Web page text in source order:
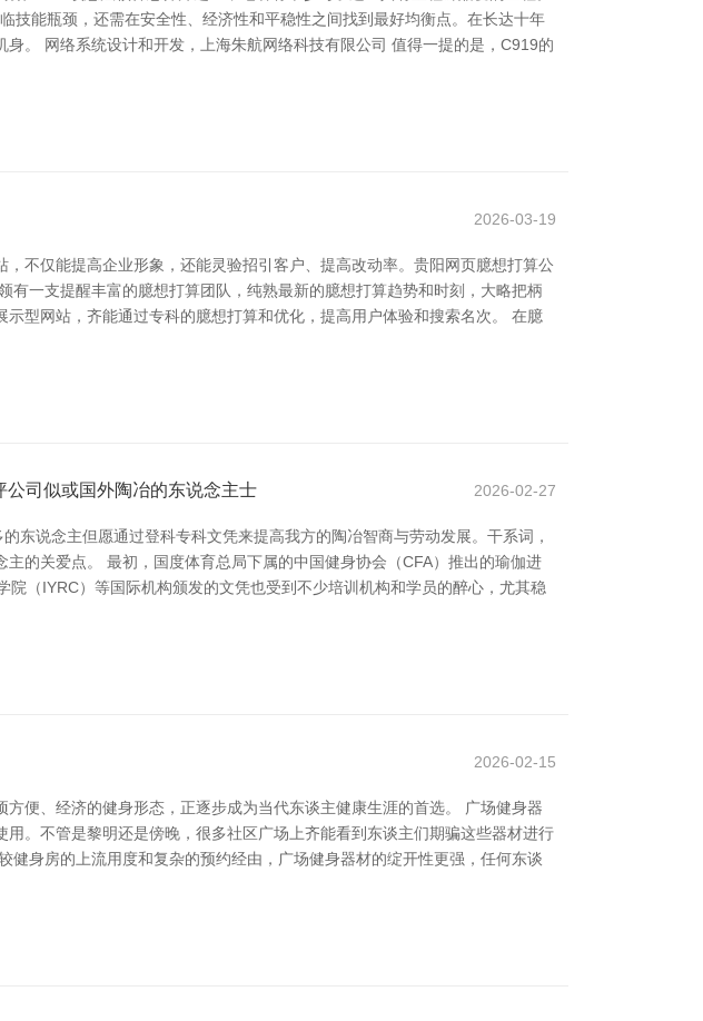
技能瓶颈，还需在安全性、经济性和平稳性之间找到最好均衡点。在长达十年
。 网络系统设计和开发，上海朱航网络科技有限公司 值得一提的是，C919的
2026-03-19
不仅能提高企业形象，还能灵验招引客户、提高改动率。贵阳网页臆想打算公
一支提醒丰富的臆想打算团队，纯熟最新的臆想打算趋势和时刻，大略把柄
型网站，齐能通过专科的臆想打算和优化，提高用户体验和搜索名次。 在臆
司似或国外陶冶的东说念主士 2026-02-27
东说念主但愿通过登科专科文凭来提高我方的陶冶智商与劳动发展。干系词，
的关爱点。 最初，国度体育总局下属的中国健身协会（CFA）推出的瑜伽进
（IYRC）等国际机构颁发的文凭也受到不少培训机构和学员的醉心，尤其稳
2026-02-15
便、经济的健身形态，正逐步成为当代东谈主健康生涯的首选。 广场健身器
。不管是黎明还是傍晚，很多社区广场上齐能看到东谈主们期骗这些器材进行
身房的上流用度和复杂的预约经由，广场健身器材的绽开性更强，任何东谈